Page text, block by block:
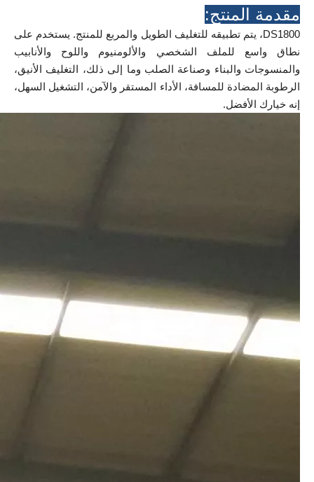
مقدمة المنتج:
DS1800، يتم تطبيقه للتغليف الطويل والمربع للمنتج. يستخدم على
نطاق واسع للملف الشخصي والألومنيوم واللوح والأنابيب
والمنسوجات والبناء وصناعة الصلب وما إلى ذلك، التغليف الأنيق،
الرطوبة المضادة للمسافة، الأداء المستقر والآمن، التشغيل السهل،
إنه خيارك الأفضل.